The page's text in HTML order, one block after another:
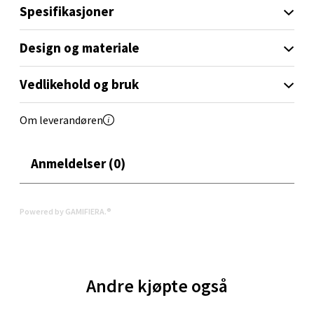
Spesifikasjoner
Design og materiale
Vedlikehold og bruk
Om leverandøren
Anmeldelser (0)
Powered by GAMIFIERA.®
Andre kjøpte også
Oppdal - Aunasenteret
Aunasenteret, Sunndalsvegen 3, 7340 Oppdal
Åpent i dag 10-19
Orkanger - Thon Senter Orkanger
0 i butikk